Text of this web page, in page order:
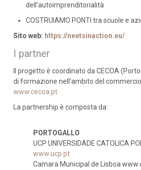
dell’autoimprenditorialità
COSTRUIAMO PONTI tra scuole e
Sito web: https://neetsinaction.eu/
I partner
Il progetto è coordinato da CECOA
di formazione nell’ambito del commercio
www.cecoa.pt
La partnership è composta da:
PORTOGALLO
UCP UNIVERSIDADE CATOLICA
www.ucp.pt
Camara Municipal de Lisboa